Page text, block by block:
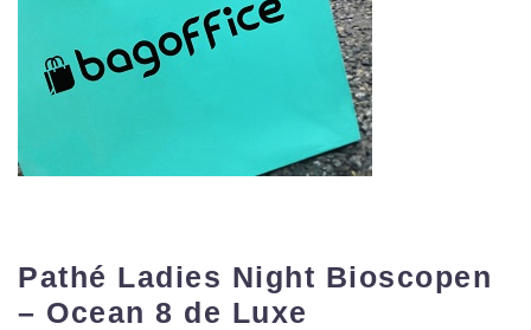
Pathé Ladies Night Bioscopen
– Ocean 8 de Luxe